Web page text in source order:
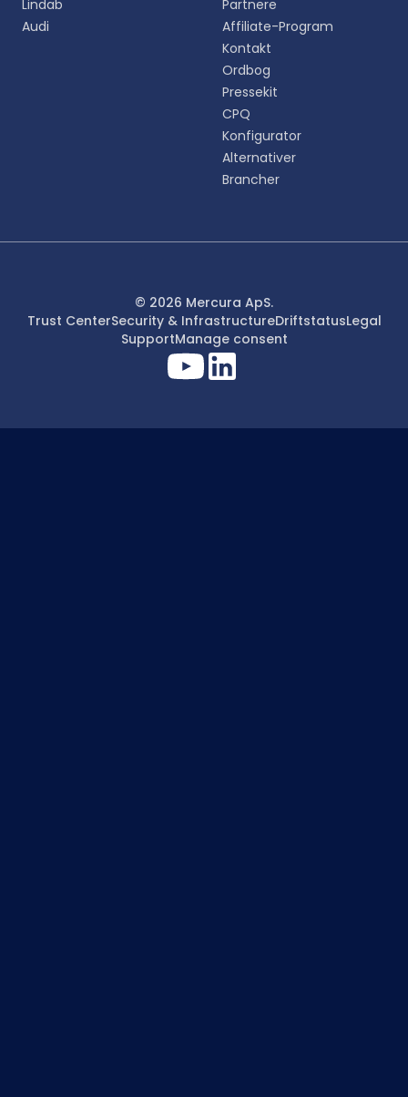
Lindab
Audi
Partnere
Affiliate-Program
Kontakt
Ordbog
Pressekit
CPQ
Konfigurator
Alternativer
Brancher
© 2026 Mercura ApS.
Trust CenterSecurity & InfrastructureDriftstatusLegal
SupportManage consent